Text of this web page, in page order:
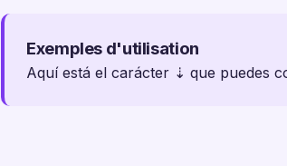
Exemples d'utilisation
Aquí está el carácter ⇣ que puedes